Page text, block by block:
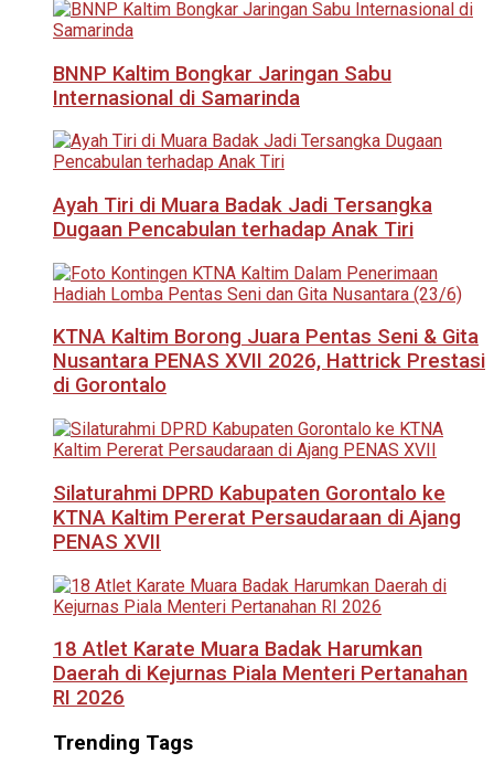
BNNP Kaltim Bongkar Jaringan Sabu
Internasional di Samarinda
Ayah Tiri di Muara Badak Jadi Tersangka
Dugaan Pencabulan terhadap Anak Tiri
KTNA Kaltim Borong Juara Pentas Seni & Gita
Nusantara PENAS XVII 2026, Hattrick Prestasi
di Gorontalo
Silaturahmi DPRD Kabupaten Gorontalo ke
KTNA Kaltim Pererat Persaudaraan di Ajang
PENAS XVII
18 Atlet Karate Muara Badak Harumkan
Daerah di Kejurnas Piala Menteri Pertanahan
RI 2026
Trending Tags